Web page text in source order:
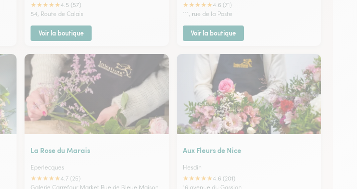
★★★★★4.5 (57)
54, Route de Calais
Voir la boutique
★★★★★4.6 (71)
111, rue de la Poste
Voir la boutique
La Rose du Marais
Eperlecques
★★★★★4.7 (25)
Galerie Carrefour Market Rue de Bleue Maison
Aux Fleurs de Nice
Hesdin
★★★★★4.6 (201)
16 avenue du Gassion